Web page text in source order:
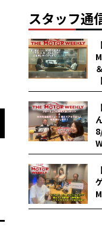
スタッフ通